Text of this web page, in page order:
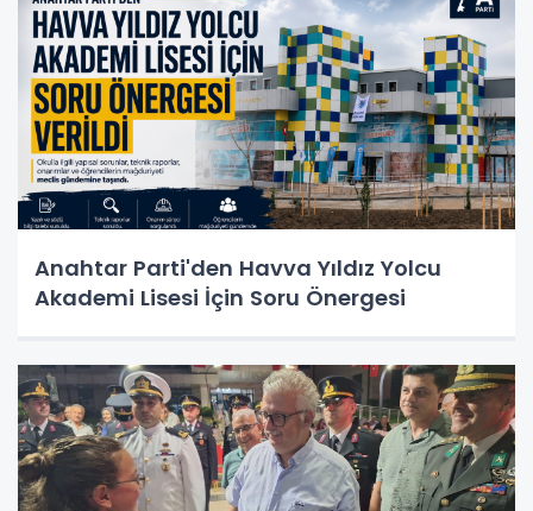
Anahtar Parti'den Havva Yıldız Yolcu
Akademi Lisesi İçin Soru Önergesi